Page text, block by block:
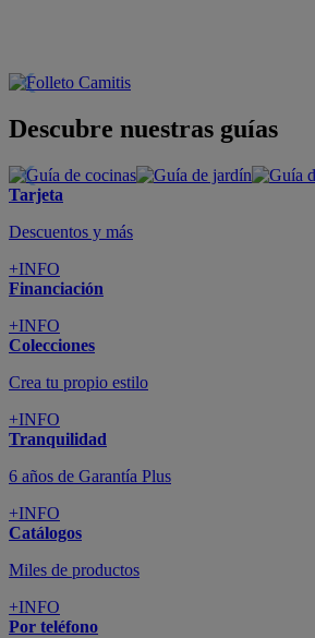
Descubre nuestras guías
Tarjeta
Descuentos y más
+INFO
Financiación
+INFO
Colecciones
Crea tu propio estilo
+INFO
Tranquilidad
6 años de Garantía Plus
+INFO
Catálogos
Miles de productos
+INFO
Por teléfono